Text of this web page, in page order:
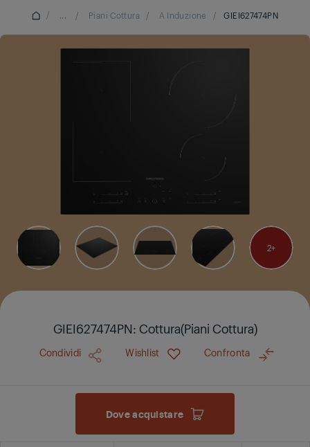
/ ... / Piani Cottura / A Induzione / GIEI627474PN
2
GIEI627474PN: Cottura(Piani Cottura)
Condividi Wishlist Confronta
Dove acquistare